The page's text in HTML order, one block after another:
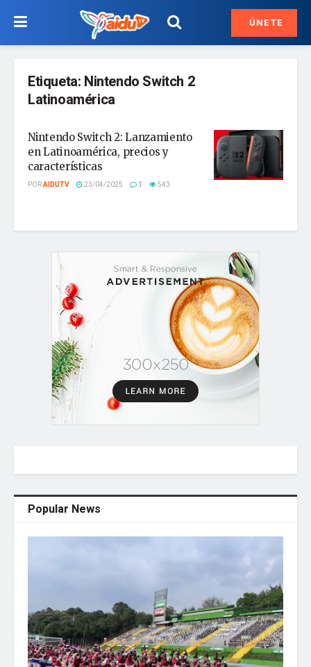
ÚNETE
Etiqueta: Nintendo Switch 2
Latinoamérica
Nintendo Switch 2: Lanzamiento
en Latinoamérica, precios y
características
PORAIDUTV 23/04/2025 1 543
Popular News